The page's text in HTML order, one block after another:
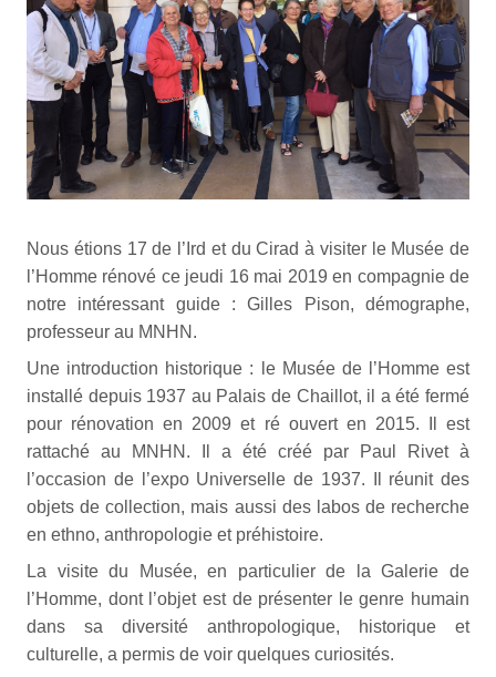
Nous étions 17 de l’Ird et du Cirad à visiter le Musée de
l’Homme rénové ce jeudi 16 mai 2019 en compagnie de
notre intéressant guide : Gilles Pison, démographe,
professeur au MNHN.
Une introduction historique : le Musée de l’Homme est
installé depuis 1937 au Palais de Chaillot, il a été fermé
pour rénovation en 2009 et ré ouvert en 2015. Il est
rattaché au MNHN.
Il a été créé par Paul Rivet à
l’occasion de l’expo Universelle de 1937. Il réunit des
objets de collection, mais aussi des labos de recherche
en ethno, anthropologie et préhistoire.
La visite du Musée, en particulier de la Galerie de
l’Homme, dont l’objet est de présenter le genre humain
dans sa diversité anthropologique, historique et
culturelle, a permis de voir quelques curiosités.